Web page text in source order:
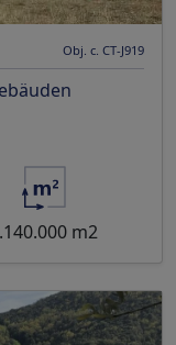
Obj. c. CT-J919
m2